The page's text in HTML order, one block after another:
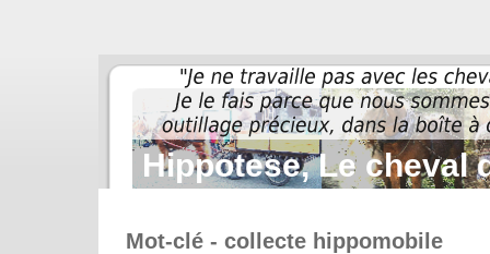
Hippotese, Le cheval
Mot-clé - collecte hippomobile